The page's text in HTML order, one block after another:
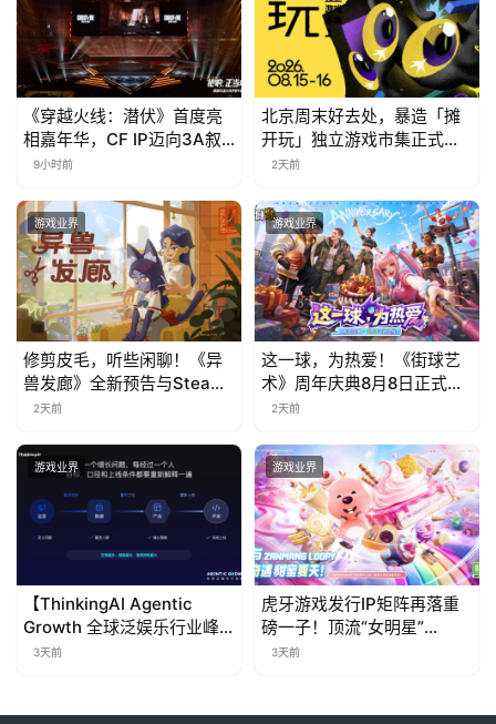
《穿越火线：潜伏》首度亮
相嘉年华，CF IP迈向3A叙
事新高度
9小时前
北京周末好去处，暴造「摊
开玩」独立游戏市集正式开
票！
2天前
游戏业界
修剪皮毛，听些闲聊！《异
兽发廊》全新预告与Steam
免费试玩公开
2天前
游戏业界
这一球，为热爱！《街球艺
术》周年庆典8月8日正式上
线，多重福利与全新内容同
2天前
游戏业界
【ThinkingAI Agentic
Growth 全球泛娱乐行业峰
会】Agent 时代，人到底负
3天前
游戏业界
虎牙游戏发行IP矩阵再落重
磅一子！顶流“女明星”
ZANMANG LOOPY 正版3D
3天前